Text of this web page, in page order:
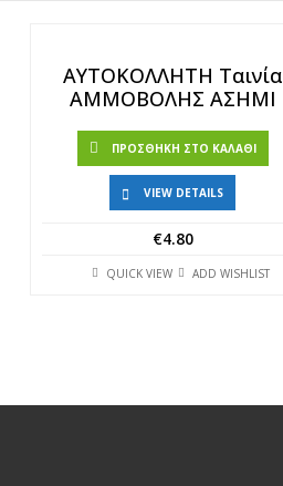
ΑΥΤΟΚΟΛΛΗΤΗ Ταινία
ΑΜΜΟΒΟΛΗΣ ΑΣΗΜΙ
ΠΡΟΣΘΉΚΗ ΣΤΟ ΚΑΛΆΘΙ
VIEW DETAILS
€4.80
QUICK VIEW ADD WISHLIST